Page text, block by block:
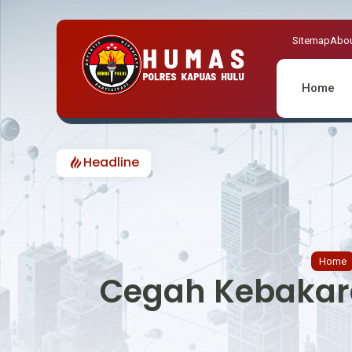
Sitemap
Home
Headline
Home
Cegah